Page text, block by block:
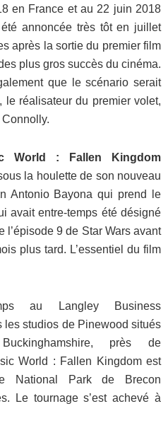
en France et au 22 juin 2018
annoncée très tôt en juillet
après la sortie du premier film
plus gros succès du cinéma.
que le scénario serait
le réalisateur du premier volet,
World : Fallen Kingdom
la houlette de son nouveau
Antonio Bayona qui prend le
avait entre-temps été désigné
l’épisode 9 de Star Wars avant
plus tard. L’essentiel du film
au Langley Business
les studios de Pinewood situés
près de
World : Fallen Kingdom est
National Park de Brecon
Le tournage s’est achevé à